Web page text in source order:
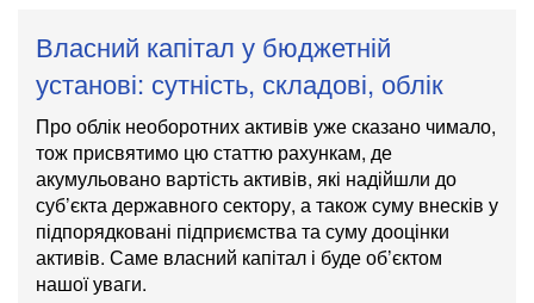
Власний капітал у бюджетній
установі: сутність, складові, облік
Про облік необоротних активів уже сказано чимало,
тож присвятимо цю статтю рахункам, де
акумульовано вартість активів, які надійшли до
суб’єкта державного сектору, а також суму внесків у
підпорядковані підприємства та суму дооцінки
активів. Саме власний капітал і буде об’єктом
нашої уваги.